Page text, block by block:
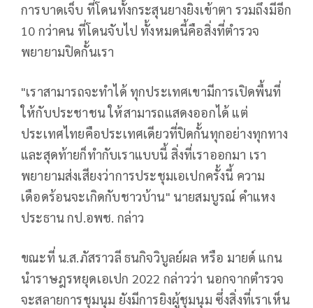
การบาดเจ็บ ที่โดนทั้งกระสุนยางยิงเข้าตา รวมถึงมีอีก
10 กว่าคน ที่โดนจับไป ทั้งหมดนี้คือสิ่งที่ตำรวจ
พยายามปิดกั้นเรา
"เราสามารถจะทำได้ ทุกประเทศเขามีการเปิดพื้นที่
ให้กับประชาชน ให้สามารถแสดงออกได้ แต่
ประเทศไทยคือประเทศเดียวที่ปิดกั้นทุกอย่างทุกทาง
และสุดท้ายก็ทำกับเราแบบนี้ สิ่งที่เราออกมา เรา
พยายามส่งเสียงว่าการประชุมเอเปกครั้งนี้ ความ
เดือดร้อนจะเกิดกับชาวบ้าน" นายสมบูรณ์ คำแหง
ประธาน กป.อพช. กล่าว
ขณะที่ น.ส.ภัสราวลี ธนกิจวิบูลย์ผล หรือ มายด์ แกน
นำราษฎรหยุดเอเปก 2022 กล่าวว่า นอกจากตำรวจ
จะสลายการชุมนุม ยังมีการยิงผู้ชุมนุม ซึ่งสิ่งที่เราเห็น